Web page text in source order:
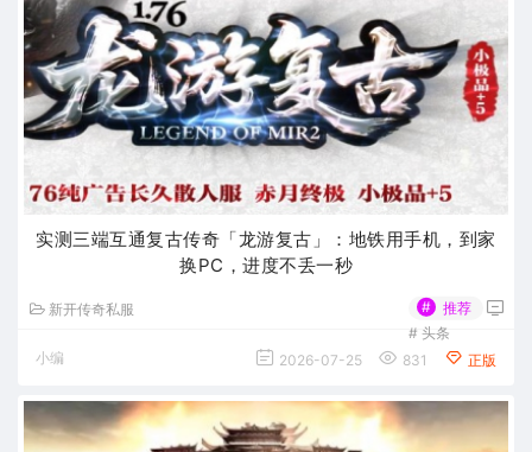
实测三端互通复古传奇「龙游复古」：地铁用手机，到家
换PC，进度不丢一秒
新开传奇私服 #
推荐
# 头条
小编
2026-07-25 831 正版